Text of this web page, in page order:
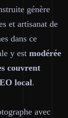
génère
et artisanat de
dans ce
y est modérée
couvrent
local.
avec